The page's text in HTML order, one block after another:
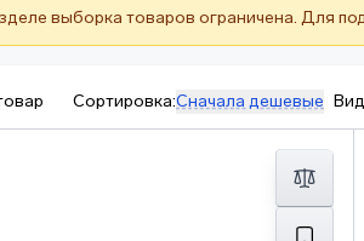
выборка товаров ограничена. Для
Сортировка:Сначала дешевые